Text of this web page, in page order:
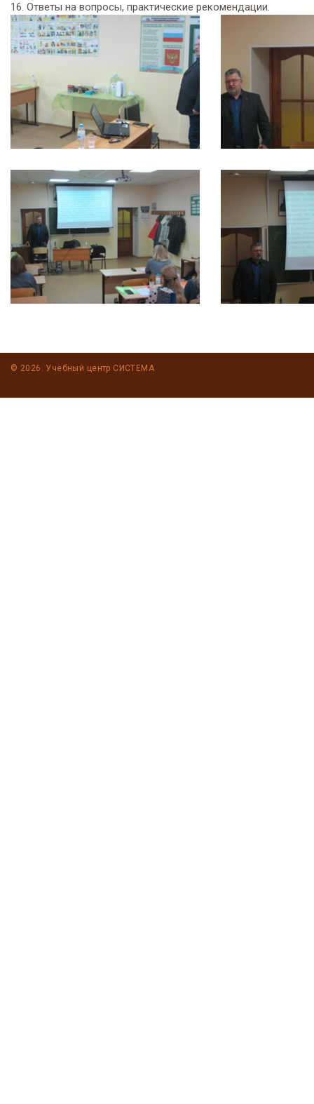
16. Ответы на вопросы, практические рекомендации.
© 2026. Учебный центр СИСТЕМА